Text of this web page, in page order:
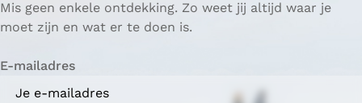
a
g
n
a
g
r
e
Mis geen enkele ontdekking. Zo weet jij altijd waar je
moet zijn en wat er te doen is.
E-mailadres